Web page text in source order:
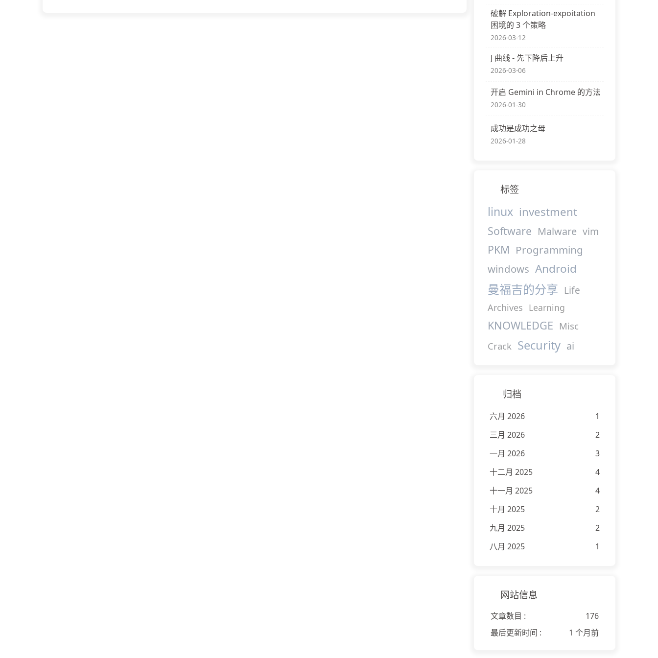
破解 Exploration-expoitation
困境的 3 个策略
2026-03-12
J 曲线 - 先下降后上升
2026-03-06
开启 Gemini in Chrome 的方法
2026-01-30
成功是成功之母
2026-01-28
标签
linux investment
Software Malware vim
PKM Programming
windows Android
曼福吉的分享 Life
Archives Learning
KNOWLEDGE Misc
Crack Security ai
归档
六月 2026
1
三月 2026
2
一月 2026
3
十二月 2025
4
十一月 2025
4
十月 2025
2
九月 2025
2
八月 2025
1
网站信息
文章数目 :
176
最后更新时间 :
1 个月前